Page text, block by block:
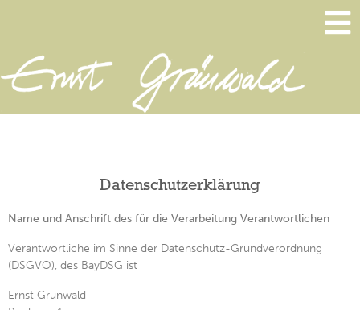
Datenschutzerklärung
Name und Anschrift des für die Verarbeitung Verantwortlichen
Verantwortliche im Sinne der Datenschutz-Grundverordnung
(DSGVO), des BayDSG ist
Ernst Grünwald